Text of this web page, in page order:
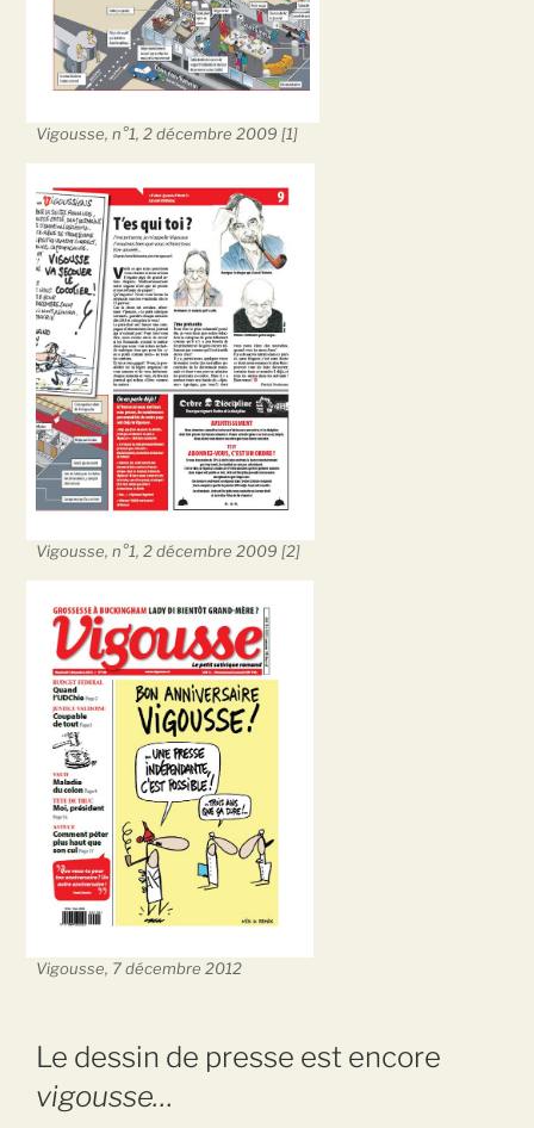
Vigousse, n°1, 2 décembre 2009 [1]
Vigousse, n°1, 2 décembre 2009 [2]
Vigousse, 7 décembre 2012
Le dessin de presse est encore
vigousse…